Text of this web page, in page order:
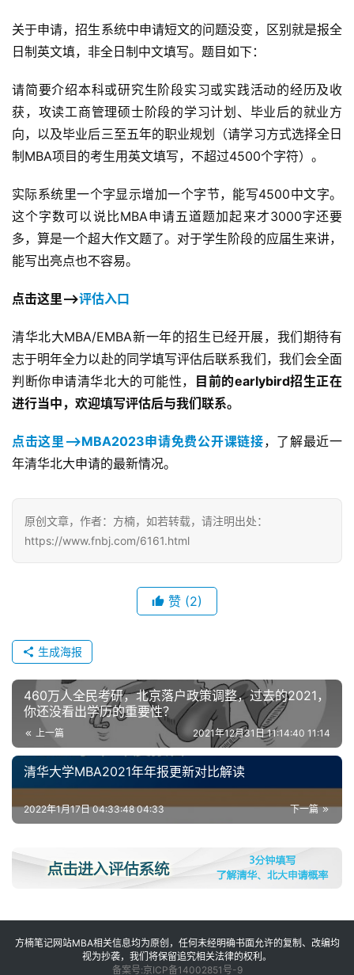
关于申请，招生系统中申请短文的问题没变，区别就是报全
日制英文填，非全日制中文填写。题目如下：
请简要介绍本科或研究生阶段实习或实践活动的经历及收
获，攻读工商管理硕士阶段的学习计划、毕业后的就业方
向，以及毕业后三至五年的职业规划（请学习方式选择全日
制MBA项目的考生用英文填写，不超过4500个字符）。
实际系统里一个字显示增加一个字节，能写4500中文字。
这个字数可以说比MBA申请五道题加起来才3000字还要
多，算是一个超大作文题了。对于学生阶段的应届生来讲，
能写出亮点也不容易。
点击这里–>评估入口
清华北大MBA/EMBA新一年的招生已经开展，我们期待有
志于明年全力以赴的同学填写评估后联系我们，我们会全面
判断你申请清华北大的可能性， 目前的earlybird招生正在
进行当中，欢迎填写评估后与我们联系。
点击这里–>MBA2023申请免费公开课链接，了解最近一
年清华北大申请的最新情况。
原创文章，作者：方楠，如若转载，请注明出处：
https://www.fnbj.com/6161.html
赞 (2)
生成海报
460万人全民考研，北京落户政策调整，过去的2021，
你还没看出学历的重要性？
上一篇 2021年12月31日 11:14:40 11:14
清华大学MBA2021年年报更新对比解读
下一篇
2022年1月17日 04:33:48 04:33
方楠笔记网站MBA相关信息均为原创，任何未经明确书面允许的复制、改编均
视为抄袭，我们将保留追究相关法律的权利。
备案号:京ICP备14002851号-9